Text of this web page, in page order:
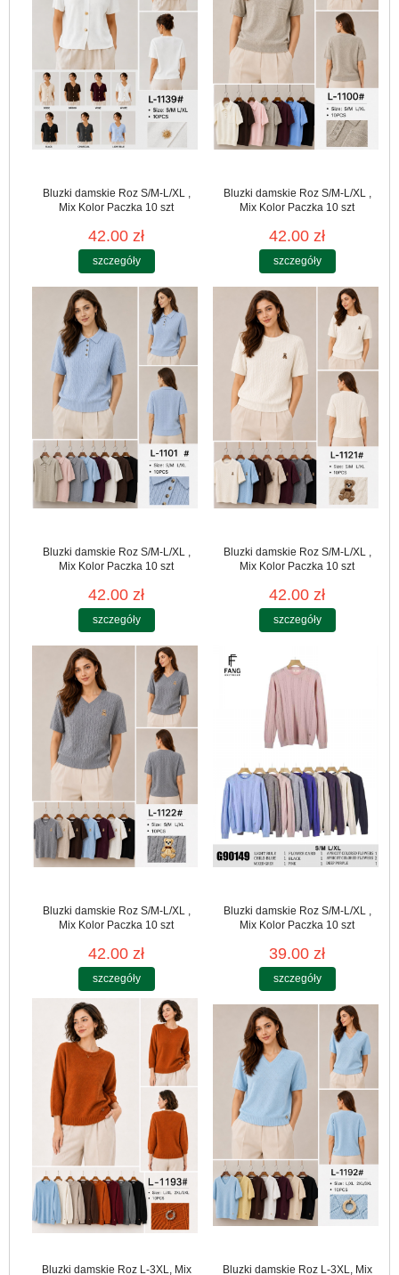
Bluzki damskie Roz S/M-L/XL ,
Mix Kolor Paczka 10 szt
42.00 zł
szczegóły
Bluzki damskie Roz S/M-L/XL ,
Mix Kolor Paczka 10 szt
42.00 zł
szczegóły
Bluzki damskie Roz S/M-L/XL ,
Mix Kolor Paczka 10 szt
42.00 zł
szczegóły
Bluzki damskie Roz S/M-L/XL ,
Mix Kolor Paczka 10 szt
42.00 zł
szczegóły
Bluzki damskie Roz S/M-L/XL ,
Mix Kolor Paczka 10 szt
42.00 zł
szczegóły
Bluzki damskie Roz S/M-L/XL ,
Mix Kolor Paczka 10 szt
39.00 zł
szczegóły
Bluzki damskie Roz L-3XL, Mix Bluzki damskie Roz L-3XL, Mix